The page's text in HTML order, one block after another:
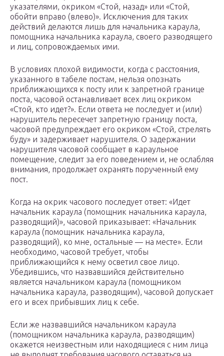
указателями, окриком «Стой, назад» или «Стой,
обойти вправо (влево)». Исключения для таких
действий делаются лишь для начальника караула,
помощника начальника караула, своего разводящего
и лиц, сопровождаемых ими.
В условиях плохой видимости, когда с расстояния,
указанного в табеле постам, нельзя опознать
приближающихся к посту или к запретной границе
поста, часовой останавливает всех лиц окриком
«Стой, кто идет?». Если ответа не последует и (или)
нарушитель пересечет запретную границу поста,
часовой предупреждает его окриком «Стой, стрелять
буду» и задерживает нарушителя. О задержании
нарушителя часовой сообщает в караульное
помещение, следит за его поведением и, не ослабляя
внимания, продолжает охранять порученный ему
пост.
Когда на окрик часового последует ответ: «Идет
начальник караула (помощник начальника караула,
разводящий)», часовой приказывает: «Начальник
караула (помощник начальника караула,
разводящий), ко мне, остальные — на месте». Если
необходимо, часовой требует, чтобы
приближающийся к нему осветил свое лицо.
Убедившись, что назвавшийся действительно
является начальником караула (помощником
начальника караула, разводящим), часовой допускает
его и всех прибывших лиц к себе.
Если же назвавшийся начальником караула
(помощником начальника караула, разводящим)
окажется неизвестным или находящиеся с ним лица